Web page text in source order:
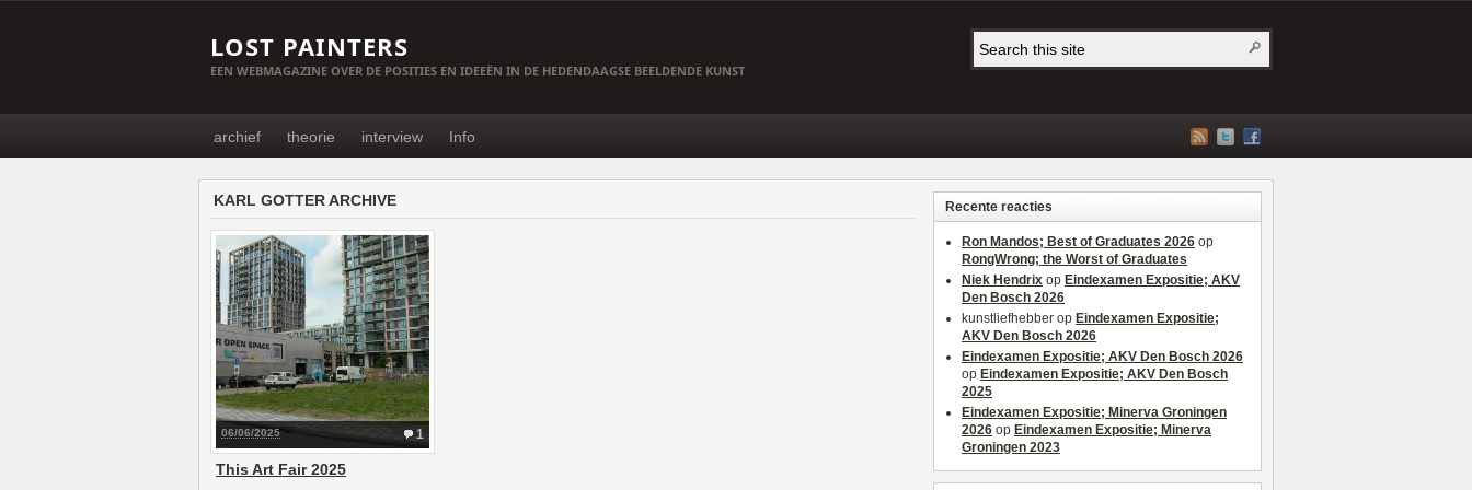
LOST PAINTERS
EEN WEBMAGAZINE OVER DE POSITIES EN IDEEËN IN DE HEDENDAAGSE BEELDENDE KUNST
archief theorie interview Info
KARL GOTTER ARCHIVE
1
06/06/2025
This Art Fair 2025
Recente reacties
Ron Mandos; Best of Graduates 2026 op
RongWrong; the Worst of Graduates
Niek Hendrix op Eindexamen Expositie; AKV
Den Bosch 2026
kunstliefhebber op Eindexamen Expositie;
AKV Den Bosch 2026
Eindexamen Expositie; AKV Den Bosch 2026
op Eindexamen Expositie; AKV Den Bosch
2025
Eindexamen Expositie; Minerva Groningen
2026 op Eindexamen Expositie; Minerva
Groningen 2023